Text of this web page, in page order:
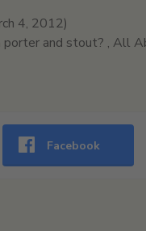
4, 2012)
and stout? , All
Facebook